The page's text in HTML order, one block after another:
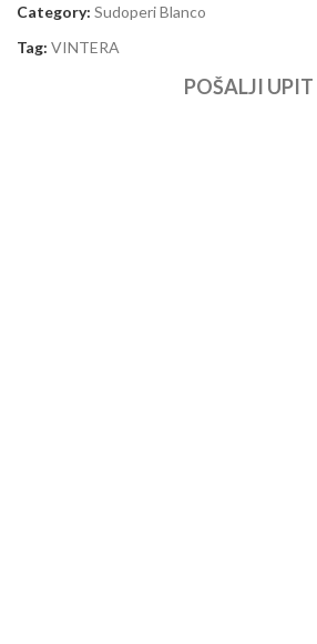
Category: Sudoperi Blanco
Tag: VINTERA
POŠALJI UPIT